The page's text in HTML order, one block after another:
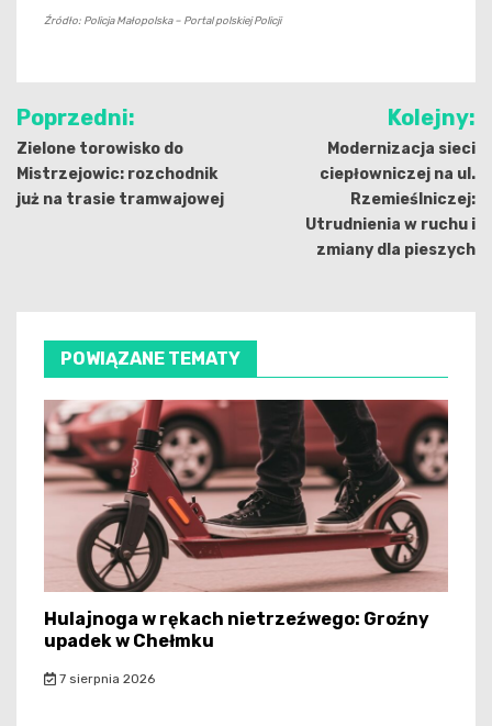
Źródło: Policja Małopolska – Portal polskiej Policji
Nawigacja
wpisu
Poprzedni:
Zielone torowisko do
Mistrzejowic: rozchodnik
już na trasie tramwajowej
Kolejny:
Modernizacja sieci
ciepłowniczej na ul.
Rzemieślniczej:
Utrudnienia w ruchu i
zmiany dla pieszych
POWIĄZANE TEMATY
Hulajnoga w rękach nietrzeźwego: Groźny
upadek w Chełmku
7 sierpnia 2026